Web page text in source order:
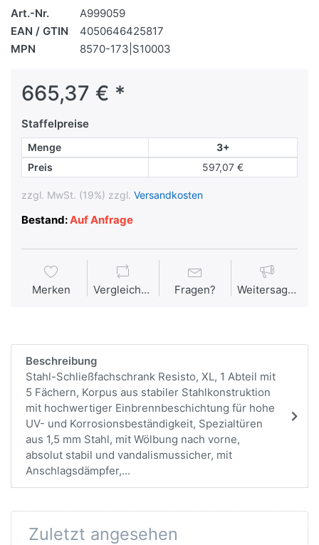
Art.-Nr.
A999059
EAN / GTIN
4050646425817
MPN
8570-173|S10003
665,37 € *
Staffelpreise
Menge
3+
Preis
597,07 €
zzgl. MwSt. (19%) zzgl. Versandkosten
Bestand:Auf Anfrage
Merken Vergleichen Fragen? Weitersagen
Beschreibung
Stahl-Schließfachschrank Resisto, XL, 1 Abteil mit
5 Fächern, Korpus aus stabiler Stahlkonstruktion
mit hochwertiger Einbrennbeschichtung für hohe
UV- und Korrosionsbeständigkeit, Spezialtüren
aus 1,5 mm Stahl, mit Wölbung nach vorne,
absolut stabil und vandalismussicher, mit
Anschlagsdämpfer,...
Zuletzt angesehen